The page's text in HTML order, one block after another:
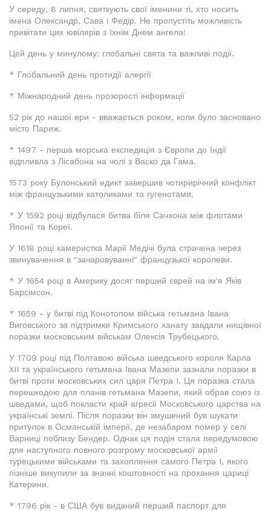
У середу, 8 липня, святкують свої іменини ті, хто носить
імена Олександр, Сава і Федір. Не пропустіть можливість
привітати цих ювілярів з їхнім Днем ангела!
Цей день у минулому: глобальні свята та важливі події.
* Глобальний день протидії алергії
* Міжнародний день прозорості інформації
52 рік до нашої ери - вважається роком, коли було засновано
місто Париж.
* 1497 - перша морська експедиція з Європи до Індії
відпливла з Лісабона на чолі з Васко да Гама.
1573 року Булонський едикт завершив чотирирічний конфлікт
між французькими католиками та гугенотами.
* У 1592 році відбулася битва біля Сачхона між флотами
Японії та Кореї.
У 1618 році камеристка Марії Медічі була страчена через
звинувачення в "зачаровуванні" французької королеви.
* У 1654 році в Америку досяг перший єврей на ім'я Яків
Барсімсон.
* 1659 - у битві під Конотопом війська гетьмана Івана
Виговського за підтримки Кримського ханату завдали нищівної
поразки московським військам Олексія Трубецького.
У 1709 році під Полтавою війська шведського короля Карла
XII та українського гетьмана Івана Мазепи зазнали поразки в
битві проти московських сил царя Петра I. Ця поразка стала
перешкодою для планів гетьмана Мазепи, який обрав союз із
шведами, щоб покласти край агресії Московського царства на
українські землі. Після поразки він змушений був шукати
притулок в Османській імперії, де незабаром помер у селі
Варниці поблизу Бендер. Однак ця подія стала передумовою
для наступного повного розгрому московської армії
турецькими військами та захоплення самого Петра I, якого
пізніше викупили за значні коштовності на прохання цариці
Катерини.
* 1796 рік - в США був виданий перший паспорт для